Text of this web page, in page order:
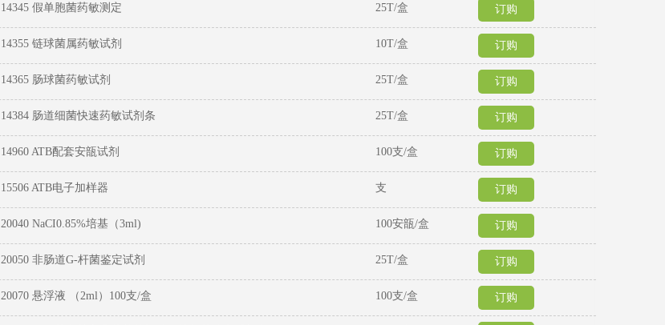
14345 假单胞菌药敏测定 25T/盒 订购
14355 链球菌属药敏试剂 10T/盒 订购
14365 肠球菌药敏试剂 25T/盒 订购
14384 肠道细菌快速药敏试剂条 25T/盒 订购
14960 ATB配套安瓿试剂 100支/盒 订购
15506 ATB电子加样器 支 订购
20040 NaCI0.85%培基（3ml) 100安瓿/盒 订购
20050 非肠道G-杆菌鉴定试剂 25T/盒 订购
20070 悬浮液 （2ml）100支/盒 100支/盒 订购